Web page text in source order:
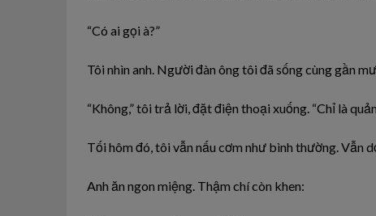
“Có ai gọi à?”
Tôi nhìn anh. Người đàn ông tôi đã sống cùng gần
“Không,” tôi trả lời, đặt điện thoại xuống. “Chỉ là
Tối hôm đó, tôi vẫn nấu cơm như bình thường. Vẫn
Anh ăn ngon miệng. Thậm chí còn khen: